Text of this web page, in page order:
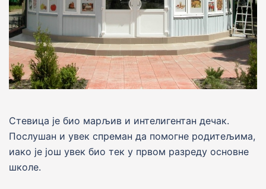
Стевица је био марљив и интелигентан дечак.
Послушан и увек спреман да помогне родитељима,
иако је још увек био тек у првом разреду основне
школе.